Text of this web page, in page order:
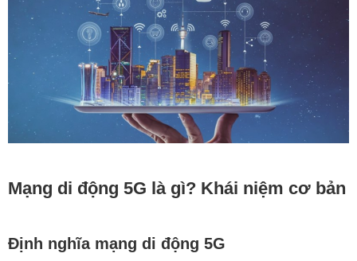
Mạng di động 5G là gì? Khái niệm cơ bản
Định nghĩa mạng di động 5G